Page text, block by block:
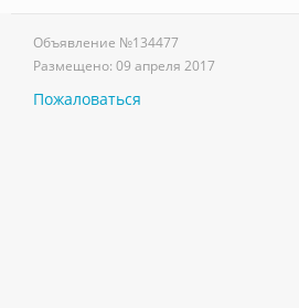
Объявление №134477
Размещено: 09 апреля 2017
Пожаловаться